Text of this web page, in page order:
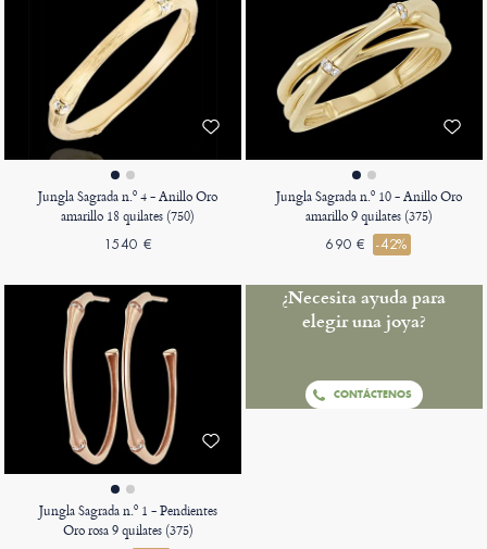
Jungla Sagrada n.º 4 - Anillo Oro
amarillo 18 quilates (750)
1540 €
Jungla Sagrada n.º 10 - Anillo Oro
amarillo 9 quilates (375)
690 € -42%
Jungla Sagrada n.º 1 - Pendientes
Oro rosa 9 quilates (375)
¿Necesita ayuda para
elegir una joya?
CONTÁCTENOS